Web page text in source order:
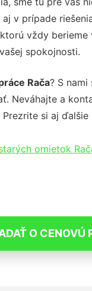
aj v prípade
vždy berieme
spokojnosti.
Rača? S
Neváhajte a
si aj ďalšie
omietok
O CENOVÚ